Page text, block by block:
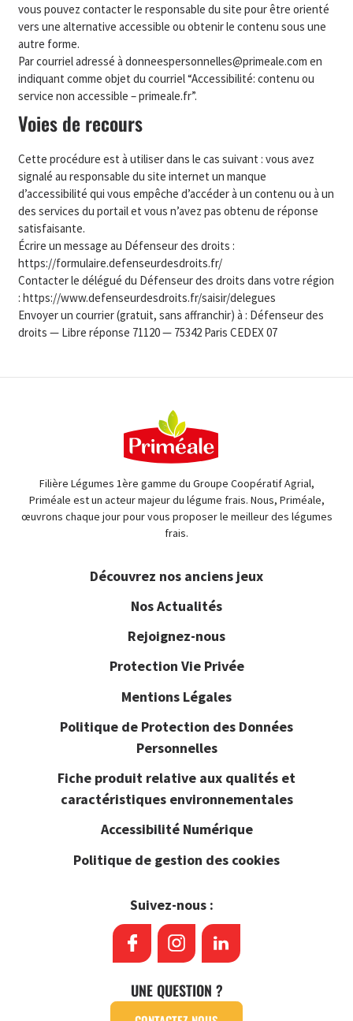
vous pouvez contacter le responsable du site pour être orienté
vers une alternative accessible ou obtenir le contenu sous une
autre forme.
Par courriel adressé à donneespersonnelles@primeale.com en
indiquant comme objet du courriel “Accessibilité: contenu ou
service non accessible – primeale.fr”.
Voies de recours
Cette procédure est à utiliser dans le cas suivant : vous avez
signalé au responsable du site internet un manque
d’accessibilité qui vous empêche d’accéder à un contenu ou à un
des services du portail et vous n’avez pas obtenu de réponse
satisfaisante.
Écrire un message au Défenseur des droits :
https://formulaire.defenseurdesdroits.fr/
Contacter le délégué du Défenseur des droits dans votre région
: https://www.defenseurdesdroits.fr/saisir/delegues
Envoyer un courrier (gratuit, sans affranchir) à : Défenseur des
droits — Libre réponse 71120 — 75342 Paris CEDEX 07
Filière Légumes 1ère gamme du Groupe Coopératif Agrial,
Priméale est un acteur majeur du légume frais. Nous, Priméale,
œuvrons chaque jour pour vous proposer le meilleur des légumes
frais.
Découvrez nos anciens jeux
Nos Actualités
Rejoignez-nous
Protection Vie Privée
Mentions Légales
Politique de Protection des Données
Personnelles
Fiche produit relative aux qualités et
caractéristiques environnementales
Accessibilité Numérique
Politique de gestion des cookies
Suivez-nous :
UNE QUESTION ?